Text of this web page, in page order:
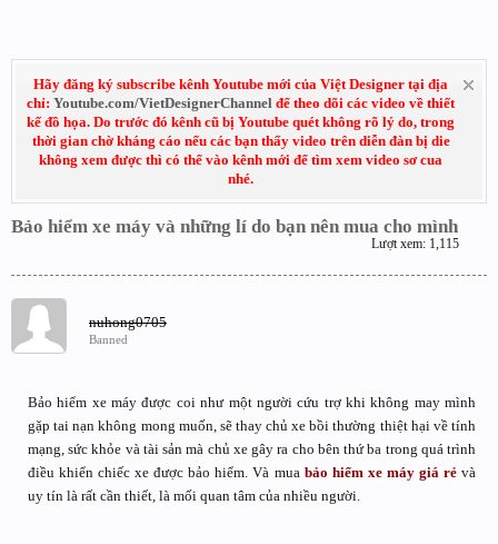
Hãy đăng ký subscribe kênh Youtube mới của Việt Designer tại địa
chỉ: Youtube.com/VietDesignerChannel để theo dõi các video về thiết
kế đồ họa. Do trước đó kênh cũ bị Youtube quét không rõ lý do, trong
thời gian chờ kháng cáo nếu các bạn thấy video trên diễn đàn bị die
không xem được thì có thể vào kênh mới để tìm xem video sơ cua
nhé.
Bảo hiểm xe máy và những lí do bạn nên mua cho mình
Lượt xem: 1,115
nuhong0705
Banned
Bảo hiểm xe máy được coi như một người cứu trợ khi không may mình
gặp tai nạn không mong muốn, sẽ thay chủ xe bồi thường thiệt hại về tính
mạng, sức khỏe và tài sản mà chủ xe gây ra cho bên thứ ba trong quá trình
điều khiển chiếc xe được bảo hiểm. Và mua bảo hiểm xe máy giá rẻvà
uy tín là rất cần thiết, là mối quan tâm của nhiều người.